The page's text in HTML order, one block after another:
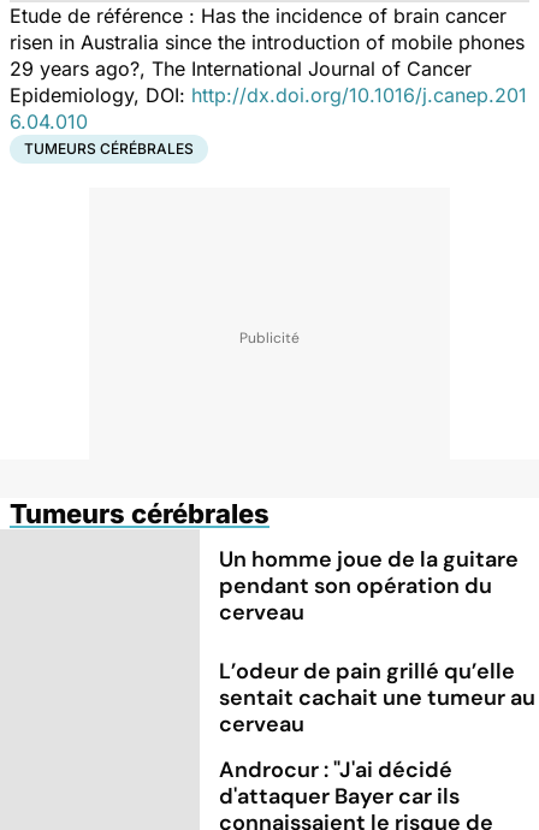
Etude de référence : Has the incidence of brain cancer
risen in Australia since the introduction of mobile phones
29 years ago?, The International Journal of Cancer
Epidemiology, DOI: http://dx.doi.org/10.1016/j.canep.201
6.04.010
TUMEURS CÉRÉBRALES
Tumeurs cérébrales
Un homme joue de la guitare
pendant son opération du
cerveau
L’odeur de pain grillé qu’elle
sentait cachait une tumeur au
cerveau
Androcur : "J'ai décidé
d'attaquer Bayer car ils
connaissaient le risque de